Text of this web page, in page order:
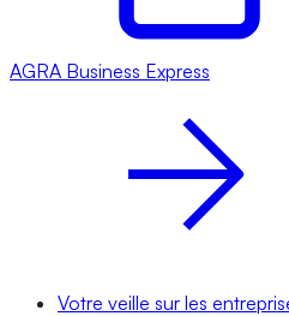
AGRA Business Express
Votre veille sur les